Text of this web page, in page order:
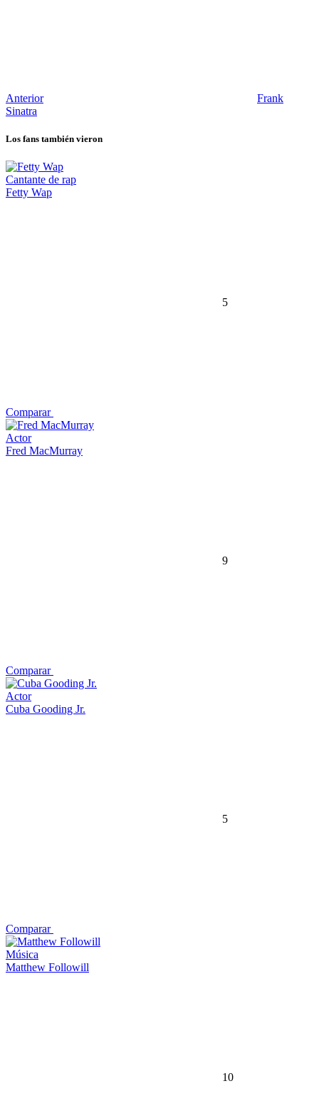
Anterior
Frank
Sinatra
Los fans también vieron
Cantante de rap
Fetty Wap
5
Comparar
Actor
Fred MacMurray
9
Comparar
Actor
Cuba Gooding Jr.
5
Comparar
Música
Matthew Followill
10